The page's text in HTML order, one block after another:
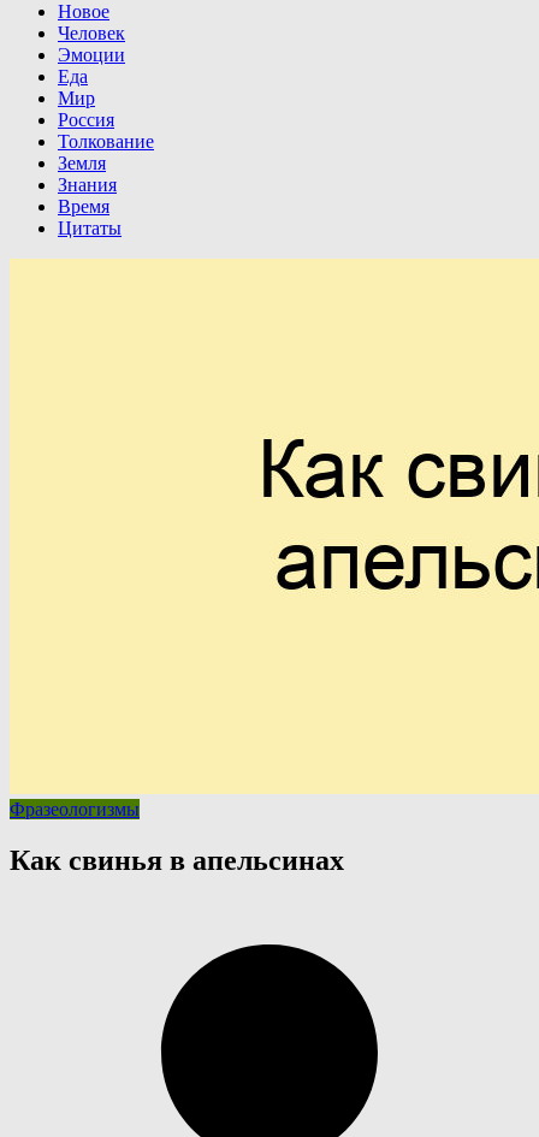
Новое
Человек
Эмоции
Еда
Мир
Россия
Толкование
Земля
Знания
Время
Цитаты
Фразеологизмы
Как свинья в апельсинах